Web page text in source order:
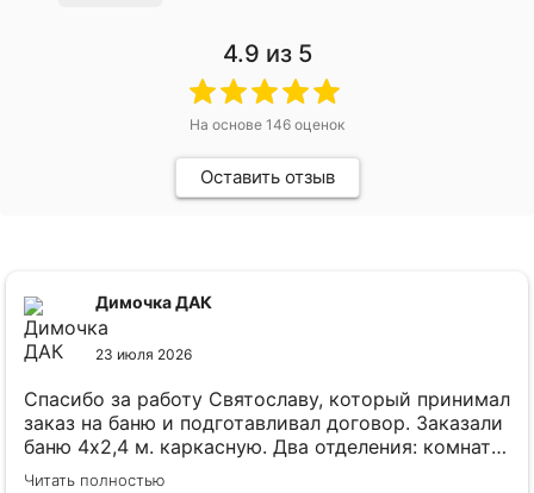
4.9 из 5
На основе 146 оценок
Оставить отзыв
Димочка ДАК
23 июля 2026
Спасибо за работу Святославу, который принимал
заказ на баню и подготавливал договор. Заказали
баню 4х2,4 м. каркасную. Два отделения: комната
отдыха и парильное. все сделано качественно
Читать полностью